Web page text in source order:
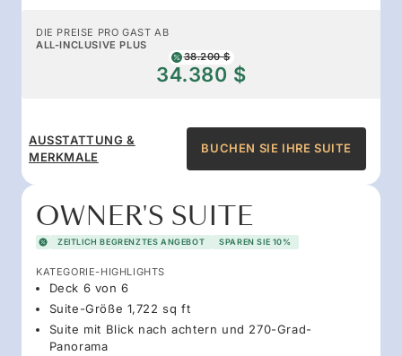
DIE PREISE PRO GAST AB
ALL-INCLUSIVE PLUS
38.200 $
34.380 $
AUSSTATTUNG &
MERKMALE
BUCHEN SIE IHRE SUITE
OWNER'S SUITE
ZEITLICH BEGRENZTES ANGEBOT SPAREN SIE 10%
KATEGORIE-HIGHLIGHTS
Deck 6 von 6
Suite-Größe 1,722 sq ft
Suite mit Blick nach achtern und 270-Grad-
Panorama